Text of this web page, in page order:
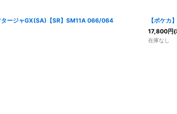
タージャGX(SA)【SR】SM11A 066/064
【ポケ
17,800円
在庫なし